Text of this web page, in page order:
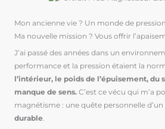
Mon ancienne vie ? Un monde de
Ma nouvelle mission ? Vous offrir
J’ai passé des années dans un
performance et la pression étaient la
l’intérieur, le poids de l’épuisement, du
manque de sens. C’est ce vécu qui m’a
magnétisme : une quête personnelle
durable